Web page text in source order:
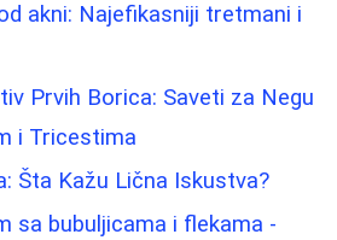
akni: Najefikasniji tretmani i
Prvih Borica: Saveti za Negu
i Tricestima
Šta Kažu Lična Iskustva?
sa bubuljicama i flekama -